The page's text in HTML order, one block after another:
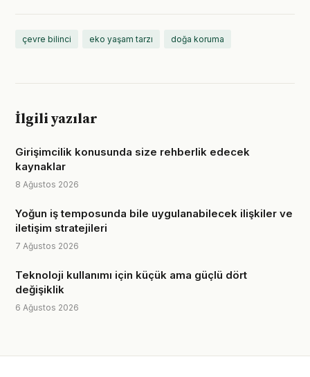
çevre bilinci eko yaşam tarzı doğa koruma
İlgili yazılar
Girişimcilik konusunda size rehberlik edecek
kaynaklar
8 Ağustos 2026
Yoğun iş temposunda bile uygulanabilecek ilişkiler ve
iletişim stratejileri
7 Ağustos 2026
Teknoloji kullanımı için küçük ama güçlü dört
değişiklik
6 Ağustos 2026